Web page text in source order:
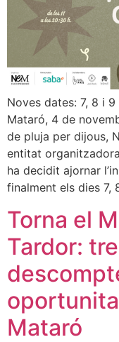
Noves dates: 7, 8 i
Mataró, 4 de
de pluja per dijous,
entitat
ha decidit ajornar
finalment els dies 7,
Torna el
Tardor:
Mataró